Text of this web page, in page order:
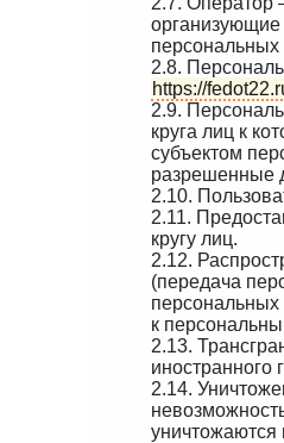
2.8.
https://
2.9.
круга лиц к
субъектом
разрешенные
2.10.
2.11.
кругу лиц.
2.12.
(передача
к
2.13.
иностранного
2.14.
уничтожаются